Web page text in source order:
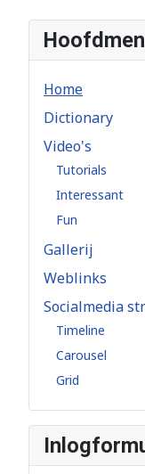
Home
Dictionary
Video's
Tutorials
Interessant
Fun
Gallerij
Weblinks
Socialmedia
Timeline
Carousel
Grid